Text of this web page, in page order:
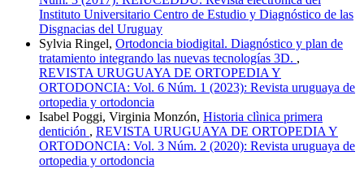
Instituto Universitario Centro de Estudio y Diagnóstico de las
Disgnacias del Uruguay
Sylvia Ringel, Ortodoncia biodigital. Diagnóstico y plan de
tratamiento integrando las nuevas tecnologías 3D. ,
REVISTA URUGUAYA DE ORTOPEDIA Y
ORTODONCIA: Vol. 6 Núm. 1 (2023): Revista uruguaya de
ortopedia y ortodoncia
Isabel Poggi, Virginia Monzón, Historia clìnica primera
dentición , REVISTA URUGUAYA DE ORTOPEDIA Y
ORTODONCIA: Vol. 3 Núm. 2 (2020): Revista uruguaya de
ortopedia y ortodoncia